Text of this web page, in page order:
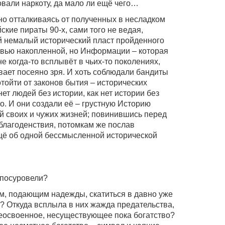
наркоту, да мало ли ещё чего…
отталкиваясь от полученных в несладком
пираты 90-х, сами того не ведая,
исторический пласт пройденного
накопленной, но Информации – которая
когда-то всплывёт в чьих-то поколениях,
посеяно зря. И хоть соблюдали бандиты
от законов бытия – исторических
людей без истории, как нет истории без
И они создали её – грустную Историю
своих и чужих жизней; повинившись перед
потомкам же послав
об одной бессмысленной исторической
подающим надежды, скатиться в давно уже
Откуда всплыла в них жажда предательства,
несуществующее пока богатство?